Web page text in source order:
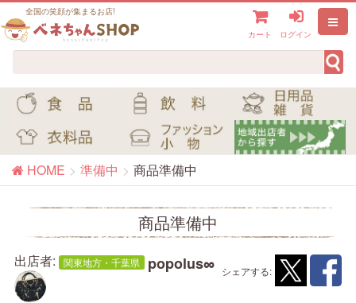
全国の笑顔が集まるお店!
カート ログイン
HOME 準備中 商品準備中
商品準備中
シェアする:
出店者: 関東地方・千葉県 popolus∞